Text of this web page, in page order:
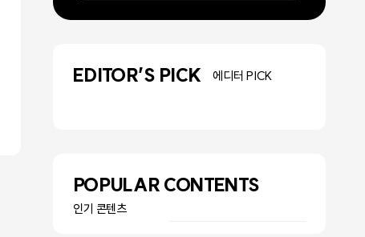
EDITOR’S PICK 에디터 PICK
POPULAR CONTENTS
인기 콘텐츠